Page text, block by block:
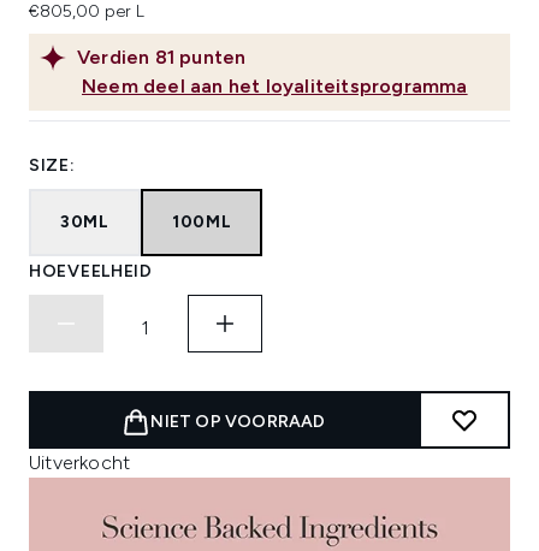
Verdien 81 punten
Neem deel aan het loyaliteitsprogramma
€805,00 per L
SIZE:
30ML 100ML
HOEVEELHEID
NIET OP VOORRAAD
Uitverkocht